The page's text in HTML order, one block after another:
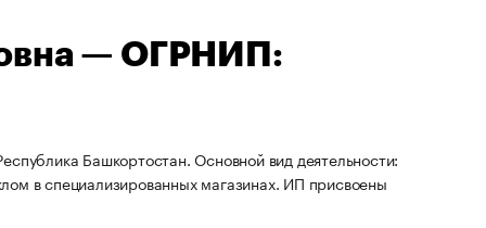
— ОГРНИП:
Башкортостан. Основной вид деятельности:
в специализированных магазинах. ИП присвоены